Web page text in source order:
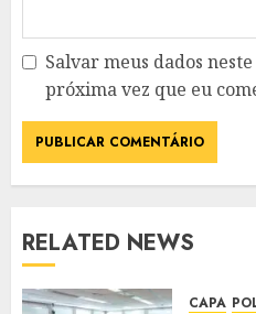
Salvar meus dados
próxima vez que eu
RELATED NEWS
CAPA